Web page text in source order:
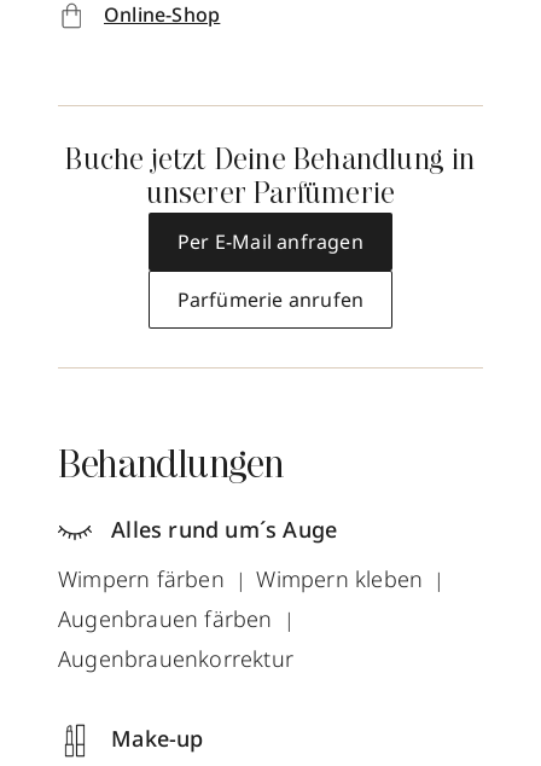
Online-Shop
Buche jetzt Deine Behandlung in
unserer Parfümerie
Per E-Mail anfragen
Parfümerie anrufen
Behandlungen
Alles rund um´s Auge
Wimpern färben
Wimpern kleben
Augenbrauen färben
Augenbrauenkorrektur
Make-up